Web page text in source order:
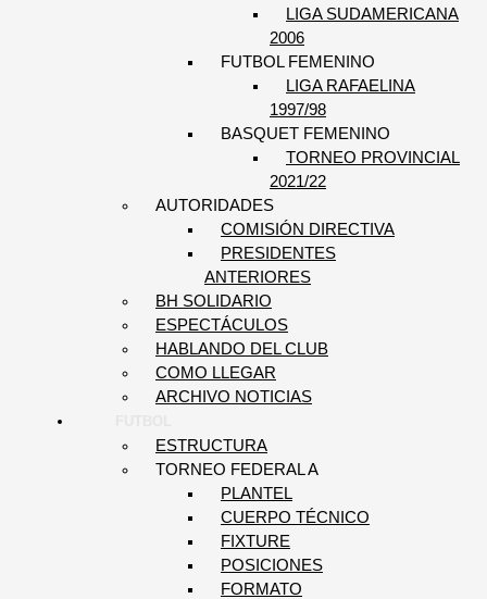
LIGA SUDAMERICANA
2006
FUTBOL FEMENINO
LIGA RAFAELINA
1997/98
BASQUET FEMENINO
TORNEO PROVINCIAL
2021/22
AUTORIDADES
COMISIÓN DIRECTIVA
PRESIDENTES
ANTERIORES
BH SOLIDARIO
ESPECTÁCULOS
HABLANDO DEL CLUB
COMO LLEGAR
ARCHIVO NOTICIAS
ESTRUCTURA
TORNEO FEDERAL A
PLANTEL
CUERPO TÉCNICO
FIXTURE
POSICIONES
FORMATO